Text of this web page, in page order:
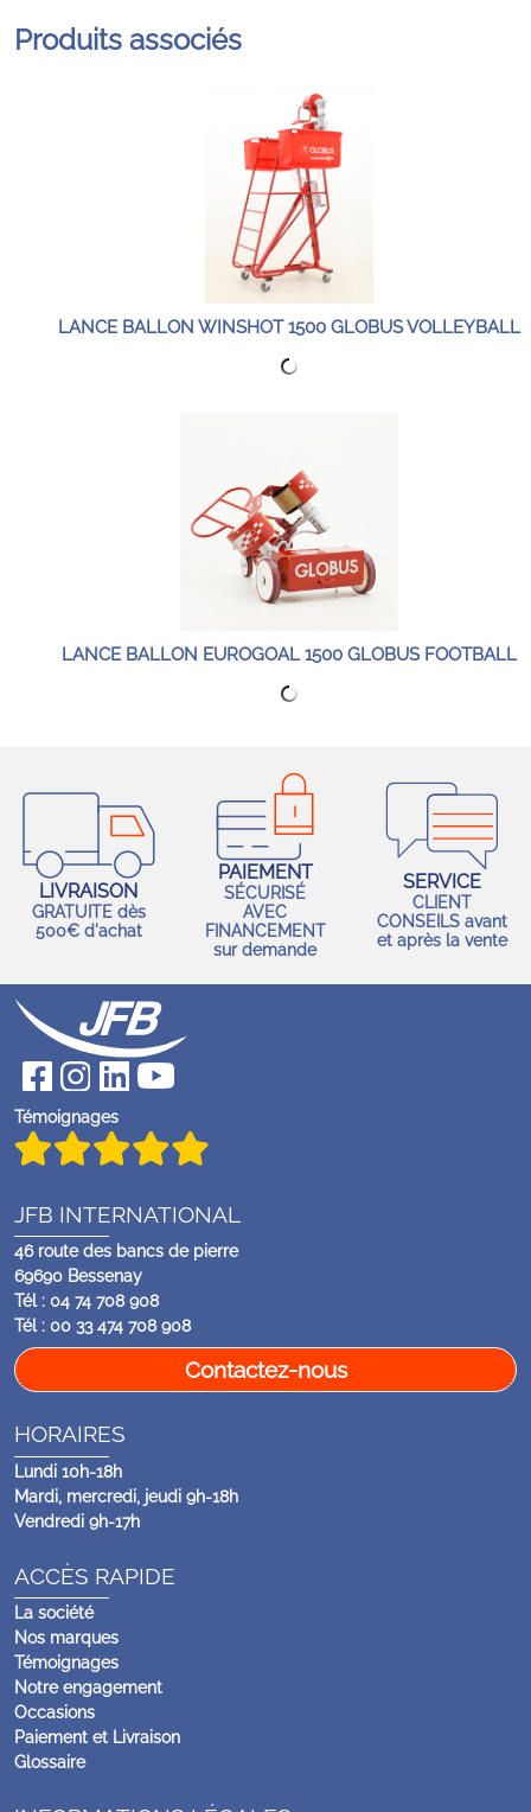
Produits associés
LANCE BALLON WINSHOT 1500 GLOBUS VOLLEYBALL
LANCE BALLON EUROGOAL 1500 GLOBUS FOOTBALL
LIVRAISON
GRATUITE dès
500€ d'achat
PAIEMENT
SÉCURISÉ
AVEC
FINANCEMENT
sur demande
SERVICE
CLIENT
CONSEILS avant
et après la vente
Témoignages
JFB INTERNATIONAL
46 route des bancs de pierre
69690 Bessenay
Tél : 04 74 708 908
Tél : 00 33 474 708 908
Contactez-nous
HORAIRES
Lundi 10h-18h
Mardi, mercredi, jeudi 9h-18h
Vendredi 9h-17h
ACCÈS RAPIDE
La société
Nos marques
Témoignages
Notre engagement
Occasions
Paiement et Livraison
Glossaire